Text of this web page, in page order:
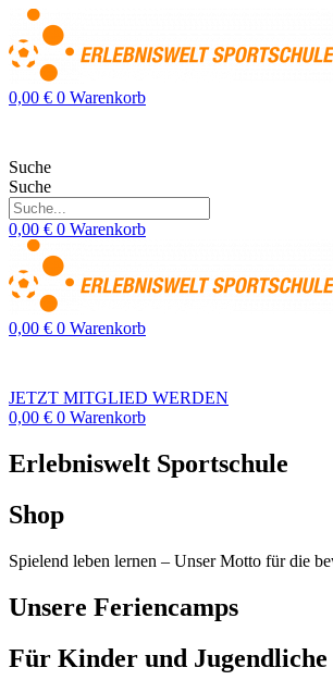
Zum
Inhalt
springen
0,00 € 0 Warenkorb
Suche
Suche
0,00 € 0 Warenkorb
0,00 € 0 Warenkorb
JETZT MITGLIED WERDEN
0,00 € 0 Warenkorb
Erlebniswelt Sportschule
Shop
Spielend leben lernen – Unser Motto für die
Unsere Feriencamps
Für Kinder und Jugendliche